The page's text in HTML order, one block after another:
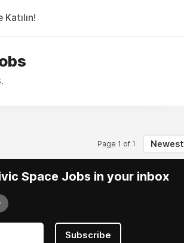
Page 1 of 1 Newest
Space Jobs in your inbox
Subscribe